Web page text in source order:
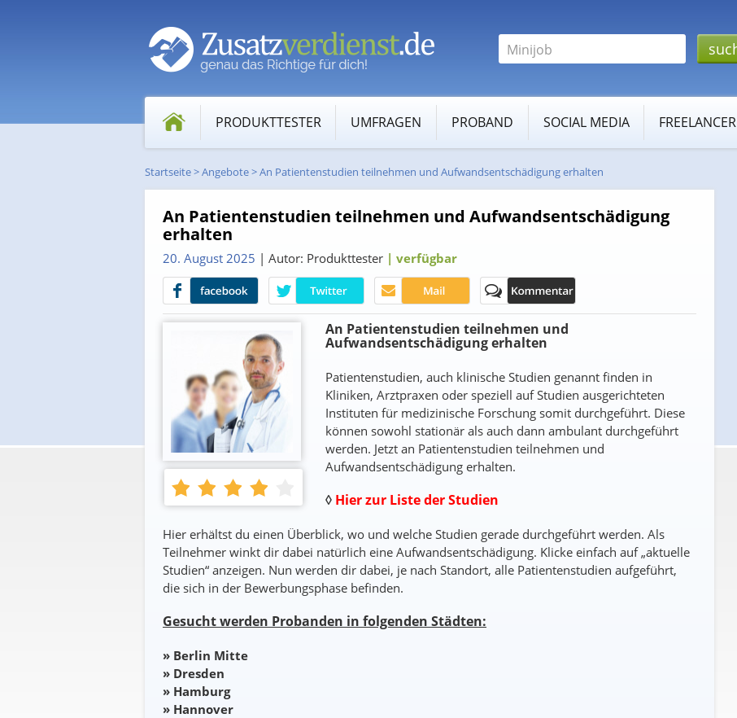
Suche
PRODUKTTESTER UMFRAGEN PROBAND SOCIAL MEDIA FREELANCER
Startseite>Angebote>An Patientenstudien teilnehmen und Aufwandsentschädigung erhalten
An Patientenstudien teilnehmen und Aufwandsentschädigung
erhalten
20. August 2025 | Autor: Produkttester | verfügbar
An Patientenstudien teilnehmen und
Aufwandsentschädigung erhalten
Patientenstudien, auch klinische Studien genannt finden in
Kliniken, Arztpraxen oder speziell auf Studien ausgerichteten
Instituten für medizinische Forschung somit durchgeführt. Diese
können sowohl stationär als auch dann ambulant durchgeführt
werden. Jetzt an Patientenstudien teilnehmen und
Aufwandsentschädigung erhalten.
◊ Hier zur Liste der Studien
Hier erhältst du einen Überblick, wo und welche Studien gerade durchgeführt werden. Als
Teilnehmer winkt dir dabei natürlich eine Aufwandsentschädigung. Klicke einfach auf „aktuelle
Studien“ anzeigen. Nun werden dir dabei, je nach Standort, alle Patientenstudien aufgeführt,
die sich in der Bewerbungsphase befinden.
Gesucht werden Probanden in folgenden Städten:
» Berlin Mitte
» Dresden
» Hamburg
» Hannover